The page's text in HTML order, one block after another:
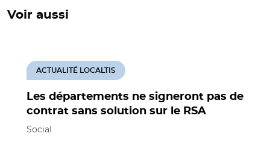
Voir aussi
Les départements ne signeront pas de
contrat sans solution sur le RSA
ACTUALITÉ LOCALTIS
Social